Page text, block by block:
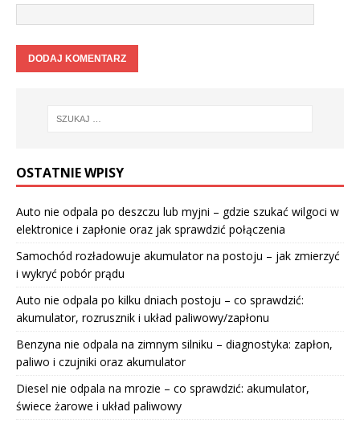
OSTATNIE WPISY
Auto nie odpala po deszczu lub myjni – gdzie szukać wilgoci w
elektronice i zapłonie oraz jak sprawdzić połączenia
Samochód rozładowuje akumulator na postoju – jak zmierzyć
i wykryć pobór prądu
Auto nie odpala po kilku dniach postoju – co sprawdzić:
akumulator, rozrusznik i układ paliwowy/zapłonu
Benzyna nie odpala na zimnym silniku – diagnostyka: zapłon,
paliwo i czujniki oraz akumulator
Diesel nie odpala na mrozie – co sprawdzić: akumulator,
świece żarowe i układ paliwowy